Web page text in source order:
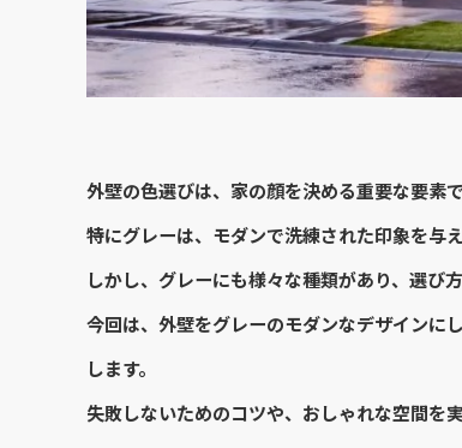
外壁の色選びは、家の顔を決める重要な要素で
特にグレーは、モダンで洗練された印象を与
しかし、グレーにも様々な種類があり、選び
今回は、外壁をグレーのモダンなデザインに
します。
失敗しないためのコツや、おしゃれな空間を